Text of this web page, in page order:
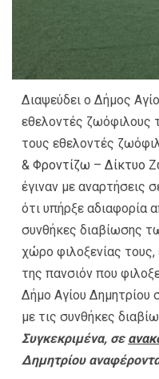
Διαψεύδει ο Δήμος
εθελοντές ζωόφιλους
τους εθελοντές
& Φροντίζω – Δίκτυο
έγιναν με αναρτήσεις
ότι υπήρξε αδιαφορία
συνθήκες διαβίωσης
χώρο φιλοξενίας
της πανσιόν που
Δήμο Αγίου Δημητρίου
με τις συνθήκες
Συγκεκριμένα, σε
Δημητρίου